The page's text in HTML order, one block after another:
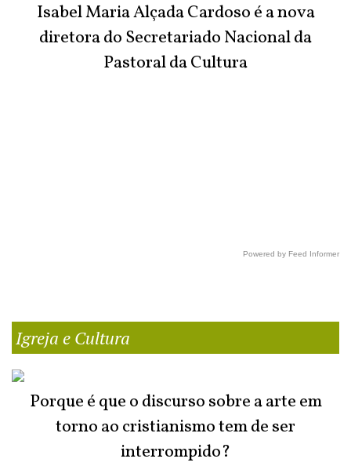
Isabel Maria Alçada Cardoso é a nova
diretora do Secretariado Nacional da
Pastoral da Cultura
Powered by Feed Informer
Igreja e Cultura
Porque é que o discurso sobre a arte em
torno ao cristianismo tem de ser
interrompido?